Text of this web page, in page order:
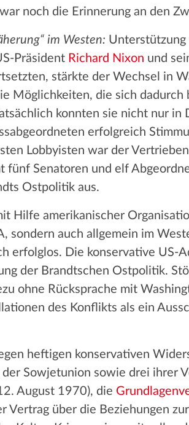
noch die Erinnerung an den
im Westen:
Präsident Richard Nixon und
stärkte der Wechsel in
Möglichkeiten, die sich
konnten sie nicht nur in
erfolgreich
Lobbyisten war der
fünf Senatoren und elf
Ostpolitik aus.
Hilfe amerikanischer
sondern auch allgemein im
erfolglos. Die konservative US-
der Brandtschen Ostpolitik.
ohne Rücksprache mit
des Konflikts als ein
heftigen konservativen
Sowjetunion sowie drei ihrer
August 1970), die
über die Beziehungen